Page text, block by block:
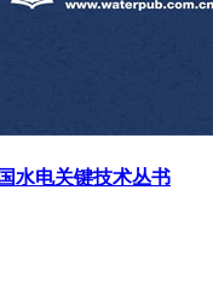
水电关键技术丛书